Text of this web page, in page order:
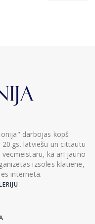
darbojas kopš
latviešu un cittautu
kā arī jauno
izsoles klātienē,
internetā.